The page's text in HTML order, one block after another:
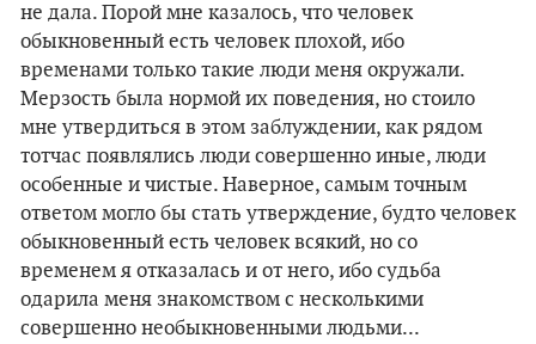
не дала. Порой мне казалось, что человек
обыкновенный есть человек плохой, ибо
временами только такие люди меня окружали.
Мерзость была нормой их поведения, но стоило
мне утвердиться в этом заблуждении, как рядом
тотчас появлялись люди совершенно иные, люди
особенные и чистые. Наверное, самым точным
ответом могло бы стать утверждение, будто человек
обыкновенный есть человек всякий, но со
временем я отказалась и от него, ибо судьба
одарила меня знакомством с несколькими
совершенно необыкновенными людьми...